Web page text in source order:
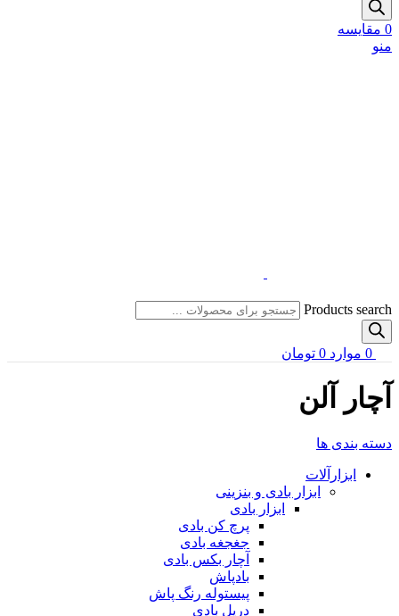
0 مقایسه
منو
Products search
0 موارد 0 تومان
آچار آلن
دسته بندی ها
ابزارآلات
ابزار بادی و بنزینی
ابزار بادی
پرچ کن بادی
جغجغه بادی
آچار بکس بادی
بادپاش
پیستوله رنگ پاش
دریل بادی